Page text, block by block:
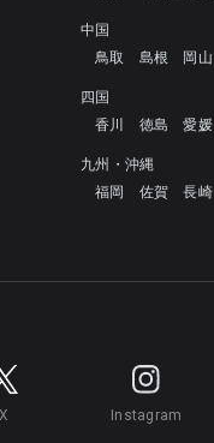
中国
鳥取
島根 岡山
四国
香川
徳島 愛媛
九州・沖縄
福岡
佐賀 長崎
X Instagram